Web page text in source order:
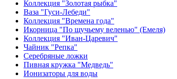
Коллекция "Золотая рыбка"
Ваза "Гуси-Лебеди"
Коллекция "Времена года"
Икорница "По щучьему веленью" (Емеля)
Коллекция "Иван-Царевич"
Чайник "Репка"
Серебряные ложки
Пивная кружка "Медведь"
Ионизаторы для воды